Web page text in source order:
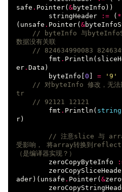
safe . Pointer( &byteInfo ))
stringHeader
:= ( *
( unsafe . Pointer( &
// byteInfo 与
数据没有关联
// 824634990083
fmt . Println (
er . Data )
byteInfo 0 =
'9'
// 对byteInfo 修改，无法
tr
// 92121 12121
fmt . Println ( string
r)
// 注意slice 与
受影响， 将array转换到
（是编译器实现？）
zeroCopyByteInfo
ader)( unsafe . Pointer( &